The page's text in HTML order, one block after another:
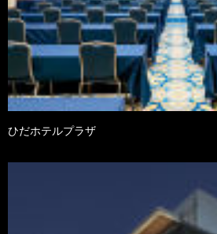
ひだホテルプラザ